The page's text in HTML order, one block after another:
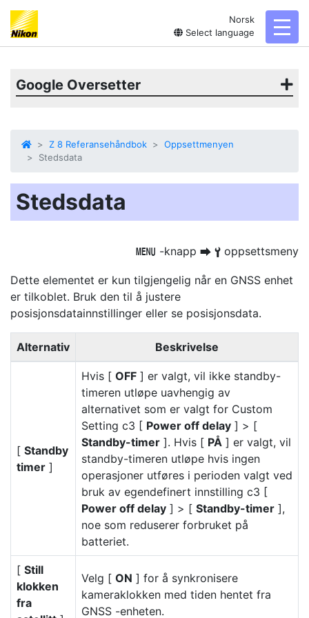
Norsk
Select language
Google Oversetter
Z 8 Referansehåndbok
Oppsettmenyen
Stedsdata
Stedsdata
G -knapp U B oppsettsmeny
Dette elementet er kun tilgjengelig når en GNSS enhet
er tilkoblet. Bruk den til å justere
posisjonsdatainnstillinger eller se posisjonsdata.
Alternativ Beskrivelse
[ Standby
timer ]
Hvis [ OFF ] er valgt, vil ikke standby-
timeren utløpe uavhengig av
alternativet som er valgt for Custom
Setting c3 [ Power off delay ] > [
Standby-timer ]. Hvis [ PÅ ] er valgt, vil
standby-timeren utløpe hvis ingen
operasjoner utføres i perioden valgt ved
bruk av egendefinert innstilling c3 [
Power off delay ] > [ Standby-timer ],
noe som reduserer forbruket på
batteriet.
[ Still
klokken
fra
Velg [ ON ] for å synkronisere
kameraklokken med tiden hentet fra
GNSS -enheten.